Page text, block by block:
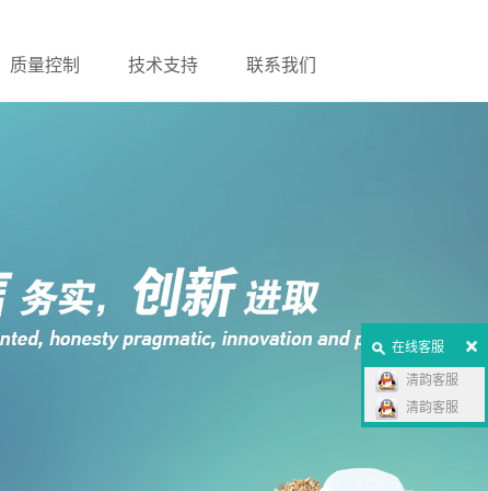
质量控制 技术支持 联系我们
在线客服
清韵客服
清韵客服